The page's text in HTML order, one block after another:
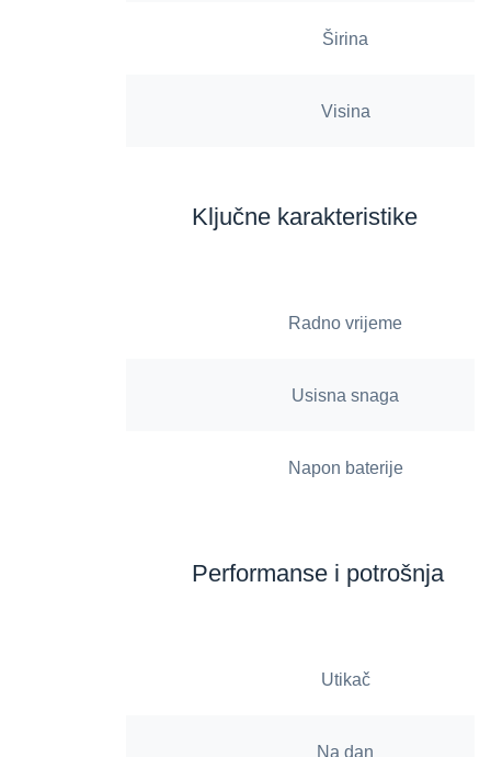
Širina
Visina
Ključne karakteristike
Radno vrijeme
Usisna snaga
Napon baterije
Performanse i potrošnja
Utikač
Na dan